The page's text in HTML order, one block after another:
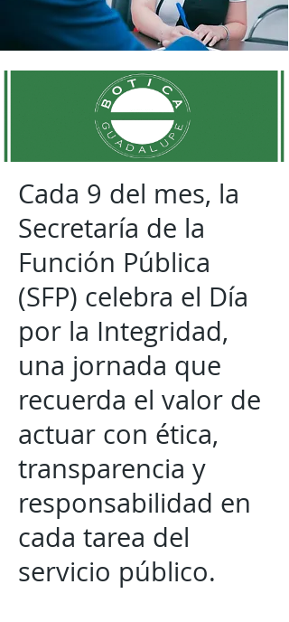
Cada 9 del mes, la
Secretaría de la
Función Pública
(SFP) celebra el Día
por la Integridad,
una jornada que
recuerda el valor de
actuar con ética,
transparencia y
responsabilidad en
cada tarea del
servicio público.